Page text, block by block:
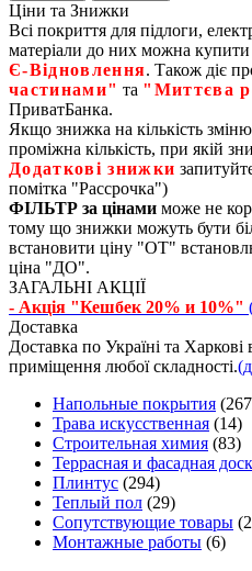
Ціни та Знижки
Всі покриття для підлоги,
матеріали до них можна
Є‑Відновлення. Також діє
частинами" та "Миттєва
ПриватБанка.
Якщо знижка на кількість
проміжна кількість, при якій
Додаткові знижки
помітка "Рассрочка")
ФІЛЬТР за цінами може не
тому що знижки можуть бути
встановити ціну "ОТ"
ціна "ДО".
ЗАГАЛЬНІ АКЦІЇ
- Акція "Кешбек 20% и 10%"
Доставка
Доставка по Україні та Харкові
приміщення любої складності.
Напольные покрытия
Трава искусственная (14)
Строительная химия (83)
Террасная и фасадная
Плинтус (294)
Теплый пол (29)
Сопутствующие товары
Монтажные работы (6)